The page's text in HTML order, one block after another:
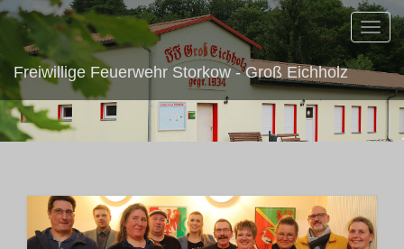
Freiwillige Feuerwehr Storkow - Groß Eichholz